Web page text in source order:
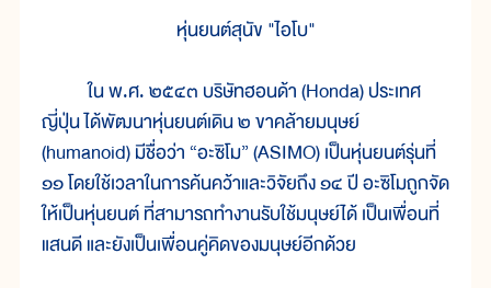
หุ่นยนต์สุนัข "ไอโบ"
ใน พ.ศ. ๒๕๔๓ บริษัทฮอนด้า (Honda) ประเทศ
ญี่ปุ่น ได้พัฒนาหุ่นยนต์เดิน ๒ ขาคล้ายมนุษย์
(humanoid) มีชื่อว่า “อะซิโม” (ASIMO) เป็นหุ่นยนต์รุ่นที่
๑๑ โดยใช้เวลาในการค้นคว้าและวิจัยถึง ๑๔ ปี อะซิโมถูกจัด
ให้เป็นหุ่นยนต์ ที่สามารถทำงานรับใช้มนุษย์ได้ เป็นเพื่อนที่
แสนดี และยังเป็นเพื่อนคู่คิดของมนุษย์อีกด้วย